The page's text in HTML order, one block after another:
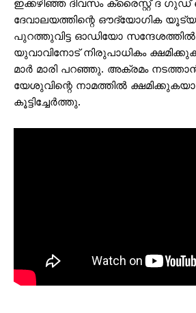
ഇക്കഴിഞ്ഞ ദിവസം ക്രൈസ്റ്റ് ദ ഗുഡ്
ദേവാലയത്തിന്റെ ഔദ്യോഗിക
പുറത്തുവിട്ട ഓഡിയോ സന്ദേശത്തില്‍
യുവാവിനോട് നിരുപാധികം
മാര്‍ മാരി പറഞ്ഞു. അക്രമം
യേശുവിന്റെ നാമത്തില്‍
കൂട്ടിച്ചേര്‍ത്തു.